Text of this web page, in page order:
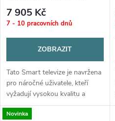
7 905 Kč
7 - 10 pracovních dnů
ZOBRAZIT
Tato Smart televize je navržena
pro náročné uživatele, kteří
vyžadují vysokou kvalitu a
spolehlivost. S 4letou
zárukou se můžete spolehnout
Novinka